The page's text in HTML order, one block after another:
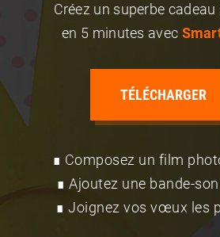
Créez un superbe
en 5 minutes avec
TÉLÉCHARGER
∎ Composez un film
∎ Ajoutez une bande-
∎ Joignez vos vœux les